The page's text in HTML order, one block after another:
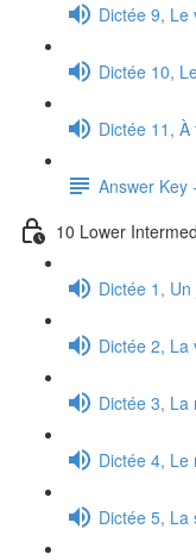
Dictée 9, Le
Dictée 10,
Dictée 11, À
Answer Key
10 Lower
Dictée 1,
Dictée 2, La
Dictée 3, La
Dictée 4, Le
Dictée 5, La